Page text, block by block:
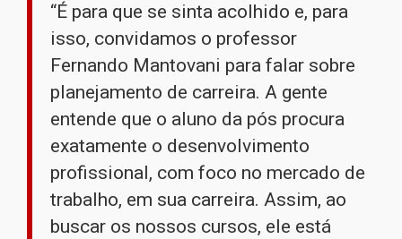
“É para que se sinta acolhido e, para
isso, convidamos o professor
Fernando Mantovani para falar sobre
planejamento de carreira. A gente
entende que o aluno da pós procura
exatamente o desenvolvimento
profissional, com foco no mercado de
trabalho, em sua carreira. Assim, ao
buscar os nossos cursos, ele está